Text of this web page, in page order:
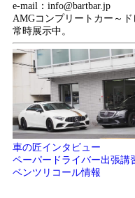
e-mail：info@bartbar.jp
AMGコンプリートカー～
常時展示中。
車の匠インタビュー
ペーパードライバー出張講
ベンツリコール情報